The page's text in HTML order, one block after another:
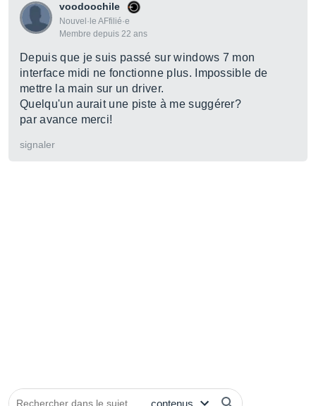
voodoochile
Nouvel·le AFfilié·e
Membre depuis 22 ans
Depuis que je suis passé sur windows 7 mon
interface midi ne fonctionne plus. Impossible de
mettre la main sur un driver.
Quelqu'un aurait une piste à me suggérer?
par avance merci!
signaler